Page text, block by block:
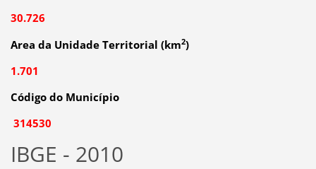
30.726
Area da Unidade Territorial (km2)
1.701
Código do Município
314530
IBGE - 2010